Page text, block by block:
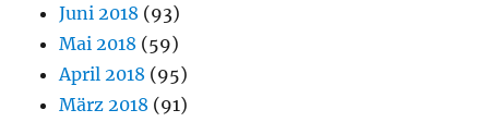
Juni 2018 (93)
Mai 2018 (59)
April 2018 (95)
März 2018 (91)